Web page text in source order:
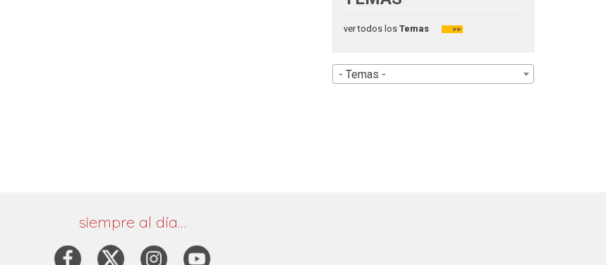
ver todos losTemas >>
- Temas -
siempre al día…